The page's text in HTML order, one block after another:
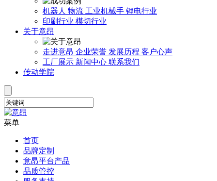
机器人 物流 工业机械手 锂电行业
印刷行业 模切行业
关于意昂
走进意昂 企业荣誉 发展历程 客户心声
工厂展示 新闻中心 联系我们
传动学院
菜单
首页
品牌定制
意昂平台产品
品质管控